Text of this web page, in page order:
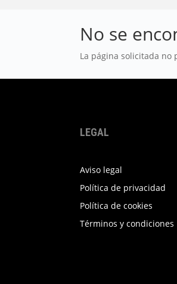
No se
La página solicitada
LEGAL
Aviso legal
Política de privacidad
Política de cookies
Términos y condiciones